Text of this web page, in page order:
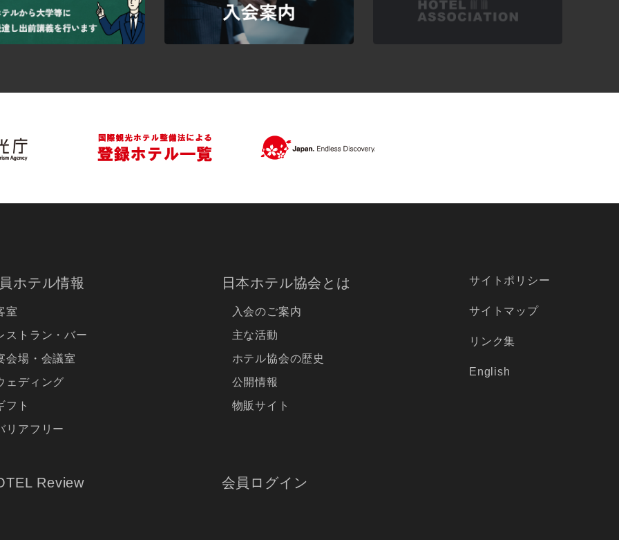
ホテル情報
室
ストラン・バー
会場・会議室
ェディング
フト
リアフリー
日本ホテル協会とは
入会のご案内
主な活動
ホテル協会の歴史
公開情報
物販サイト
Review 会員ログイン
サイトポリシー
サイトマップ
リンク集
English